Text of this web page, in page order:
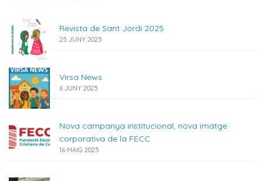
Revista de Sant Jordi 2025
25 JUNY 2025
Virsa News
6 JUNY 2025
Nova campanya institucional, nova imatge
corporativa de la FECC
16 MAIG 2025